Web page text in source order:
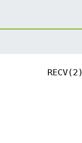
RECV(2)